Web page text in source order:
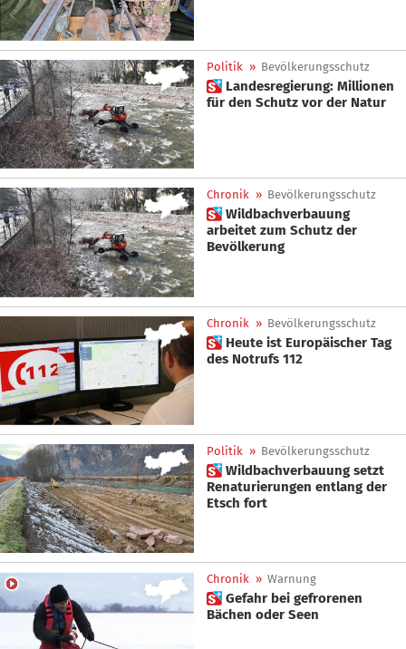
Politik » Bevölkerungsschutz
 Landesregierung: Millionen
für den Schutz vor der Natur
Chronik » Bevölkerungsschutz
 Wildbachverbauung
arbeitet zum Schutz der
Bevölkerung
Chronik » Bevölkerungsschutz
 Heute ist Europäischer Tag
des Notrufs 112
Politik » Bevölkerungsschutz
 Wildbachverbauung setzt
Renaturierungen entlang der
Etsch fort
Chronik » Warnung
 Gefahr bei gefrorenen
Bächen oder Seen